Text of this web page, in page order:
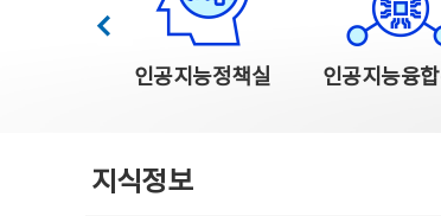
인공지능정책실 인공지능융
이전
지식정보